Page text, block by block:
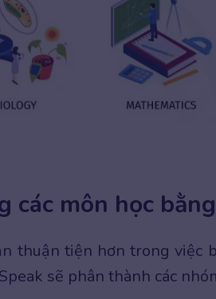
các môn học
thuận tiện hơn trong việc
sẽ phân thành các